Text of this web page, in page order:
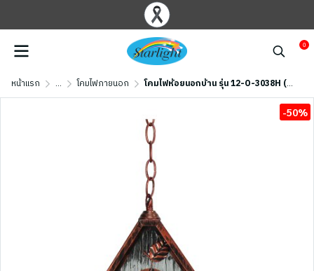
0
หน้าแรก ... โคมไฟภายนอก โคมไฟห้อยนอกบ้าน รุ่น 12-O-3038H (E27x1) สีน้ำตาลเข้ม
-50%